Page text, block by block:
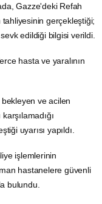
Gazze'deki Refah
tahliyesinin gerçekleştiği;
edildiği bilgisi verildi.
hasta ve yaralının
bekleyen ve acilen
uyarısı yapıldı.
işlemlerinin
hastanelere güvenli
bulundu.